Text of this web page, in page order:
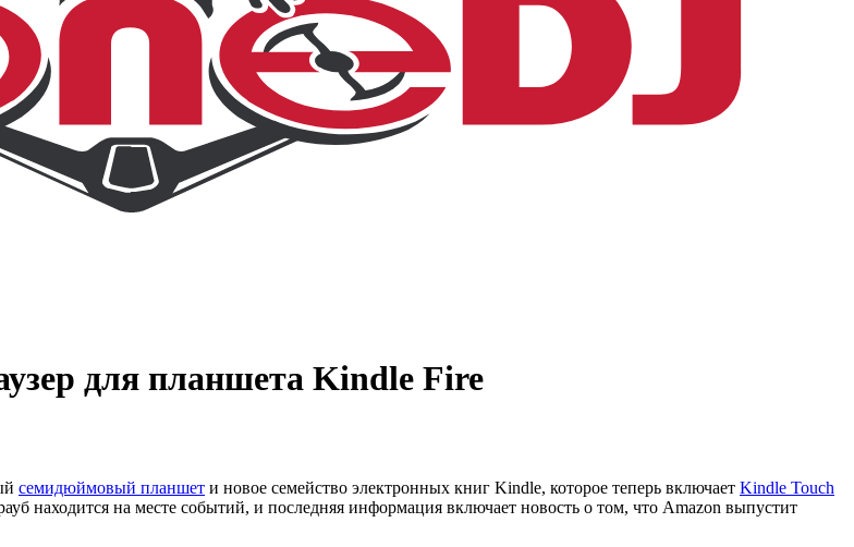
для планшета Kindle Fire
семидюймовый планшет и новое семейство электронных книг Kindle, которое теперь включает Kindle Touch
находится на месте событий, и последняя информация включает новость о том, что Amazon выпустит